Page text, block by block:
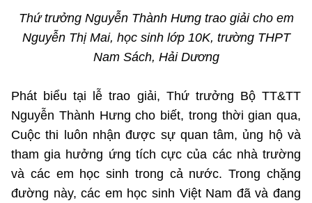
Thứ trưởng Nguyễn Thành Hưng trao giải cho em
Nguyễn Thị Mai, học sinh lớp 10K, trường THPT
Nam Sách, Hải Dương
Phát biểu tại lễ trao giải, Thứ trưởng Bộ TT&TT
Nguyễn Thành Hưng cho biết, trong thời gian qua,
Cuộc thi luôn nhận được sự quan tâm, ủng hộ và
tham gia hưởng ứng tích cực của các nhà trường
và các em học sinh trong cả nước. Trong chặng
đường này, các em học sinh Việt Nam đã và đang